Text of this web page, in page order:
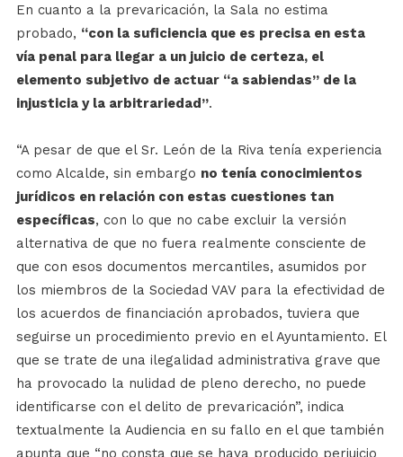
En cuanto a la prevaricación, la Sala no estima
probado, “con la suficiencia que es precisa en esta
vía penal para llegar a un juicio de certeza, el
elemento subjetivo de actuar “a sabiendas” de la
injusticia y la arbitrariedad”.
“A pesar de que el Sr. León de la Riva tenía experiencia
como Alcalde, sin embargo no tenía conocimientos
jurídicos en relación con estas cuestiones tan
específicas, con lo que no cabe excluir la versión
alternativa de que no fuera realmente consciente de
que con esos documentos mercantiles, asumidos por
los miembros de la Sociedad VAV para la efectividad de
los acuerdos de financiación aprobados, tuviera que
seguirse un procedimiento previo en el Ayuntamiento. El
que se trate de una ilegalidad administrativa grave que
ha provocado la nulidad de pleno derecho, no puede
identificarse con el delito de prevaricación”, indica
textualmente la Audiencia en su fallo en el que también
apunta que “no consta que se haya producido perjuicio